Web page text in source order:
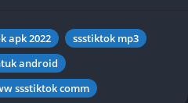
apk 2022
ssstiktok mp3
android
ssstiktok comm